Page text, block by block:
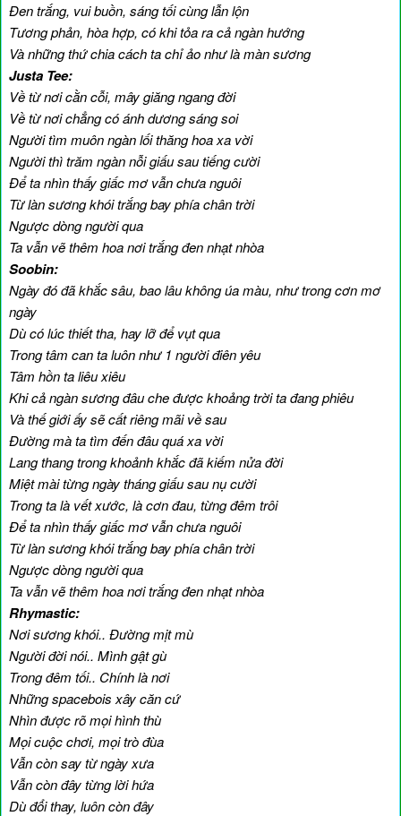
Đen trắng, vui buồn, sáng tối cùng lẫn lộn
Tương phản, hòa hợp, có khi tỏa ra cả ngàn hướng
Và những thứ chia cách ta chỉ ảo như là màn sương
Justa Tee:
Về từ nơi cằn cỗi, mây giăng ngang đời
Về từ nơi chẳng có ánh dương sáng soi
Người tìm muôn ngàn lối thăng hoa xa vời
Người thì trăm ngàn nỗi giấu sau tiếng cười
Để ta nhìn thấy giấc mơ vẫn chưa nguôi
Từ làn sương khói trắng bay phía chân trời
Ngược dòng người qua
Ta vẫn vẽ thêm hoa nơi trắng đen nhạt nhòa
Soobin:
Ngày đó đã khắc sâu, bao lâu không úa màu, như trong cơn mơ
ngày
Dù có lúc thiết tha, hay lỡ để vụt qua
Trong tâm can ta luôn như 1 người điên yêu
Tâm hồn ta liêu xiêu
Khi cả ngàn sương đâu che được khoảng trời ta đang phiêu
Và thế giới ấy sẽ cất riêng mãi về sau
Đường mà ta tìm đến đâu quá xa vời
Lang thang trong khoảnh khắc đã kiếm nửa đời
Miệt mài từng ngày tháng giấu sau nụ cười
Trong ta là vết xước, là cơn đau, từng đêm trôi
Để ta nhìn thấy giấc mơ vẫn chưa nguôi
Từ làn sương khói trắng bay phía chân trời
Ngược dòng người qua
Ta vẫn vẽ thêm hoa nơi trắng đen nhạt nhòa
Rhymastic:
Nơi sương khói.. Đường mịt mù
Người đời nói.. Mình gật gù
Trong đêm tối.. Chính là nơi
Những spacebois xây căn cứ
Nhìn được rõ mọi hình thù
Mọi cuộc chơi, mọi trò đùa
Vẫn còn say từ ngày xưa
Vẫn còn đây từng lời hứa
Dù đổi thay, luôn còn đây